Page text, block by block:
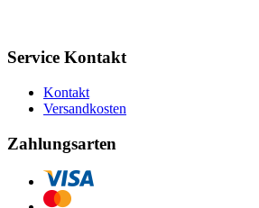
Service Kontakt
Kontakt
Versandkosten
Zahlungsarten